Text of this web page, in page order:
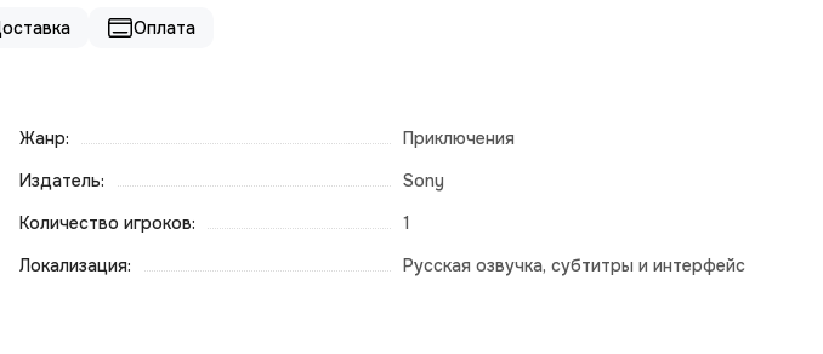
Оплата
Жанр:
Приключения
Издатель:
Sony
Количество игроков:
1
Локализация:
Русская озвучка, субтитры и интерфейс